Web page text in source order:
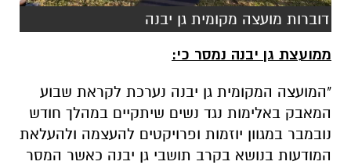
דוברות מועצה מקומית גן יבנה
ממועצת גן יבנה נמסר כי:
"המועצה המקומית גן יבנה נערכת לקראת שבוע
המאבק באלימות נגד נשים שיתקיים במהלך חודש
נובמבר במגוון יוזמות ופרויקטים להעצמה ולהעלאת
המודעות בנושא בקרב תושבי גן יבנה כאשר המסר